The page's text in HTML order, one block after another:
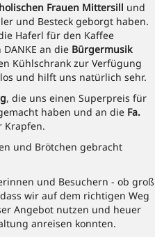
Frauen Mittersill und
und Besteck geborgt haben.
Haferl für den Kaffee
an die Bürgermusik
Kühlschrank zur Verfügung
und hilft uns natürlich sehr.
, die uns einen Superpreis für
haben und an die Fa.
Krapfen.
und Brötchen gebracht
und Besuchern - ob groß
wir auf dem richtigen Weg
Angebot nutzen und heuer
anreisen konnten.